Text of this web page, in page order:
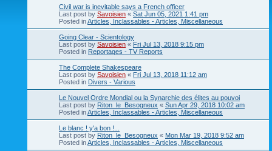
Civil war is inevitable says a French officer
Last post by Savoisien « Sat Jun 05, 2021 1:41 pm
Posted inArticles, Inclassables - Articles, Miscellaneous
Going Clear - Scientology
Last post by Savoisien « Fri Jul 13, 2018 9:15 pm
Posted in Reportages - TV Reports
The Complete Shakespeare
Last post by Savoisien « Fri Jul 13, 2018 11:12 am
Posted in Divers - Various
Le Nouvel Ordre Mondial ou la Synarchie des élites au pouvoi
Last post by Riton_le_Besogneux « Sun Apr 29, 2018 10:02 am
Posted inArticles, Inclassables - Articles, Miscellaneous
Le blanc ! y'a bon !...
Last post by Riton_le_Besogneux « Mon Mar 19, 2018 9:52 am
Posted inArticles, Inclassables - Articles, Miscellaneous